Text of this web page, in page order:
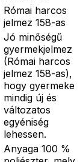
Római harcos
jelmez 158-as
Jó minőségű
gyermekjelmez
(Római harcos
jelmez 158-as),
hogy gyermeke
mindig új és
változatos
egyéniség
lehessen.
Anyaga 100 %